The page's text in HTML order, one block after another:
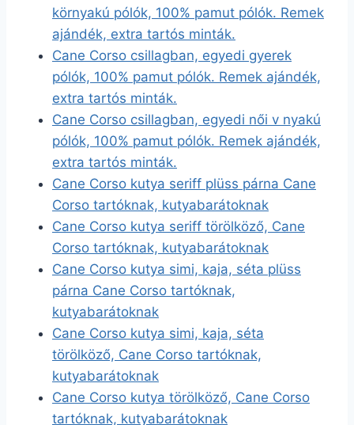
környakú pólók, 100% pamut pólók. Remek
ajándék, extra tartós minták.
Cane Corso csillagban, egyedi gyerek
pólók, 100% pamut pólók. Remek ajándék,
extra tartós minták.
Cane Corso csillagban, egyedi női v nyakú
pólók, 100% pamut pólók. Remek ajándék,
extra tartós minták.
Cane Corso kutya seriff plüss párna Cane
Corso tartóknak, kutyabarátoknak
Cane Corso kutya seriff törölköző, Cane
Corso tartóknak, kutyabarátoknak
Cane Corso kutya simi, kaja, séta plüss
párna Cane Corso tartóknak,
kutyabarátoknak
Cane Corso kutya simi, kaja, séta
törölköző, Cane Corso tartóknak,
kutyabarátoknak
Cane Corso kutya törölköző, Cane Corso
tartóknak, kutyabarátoknak